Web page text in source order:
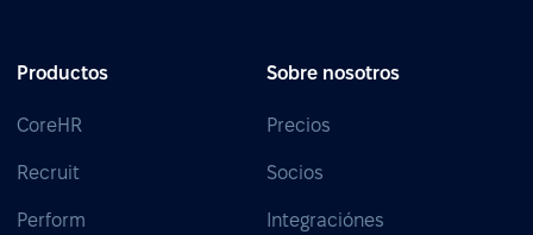
Productos
CoreHR
Recruit
Perform
Sobre nosotros
Precios
Socios
Integraciónes